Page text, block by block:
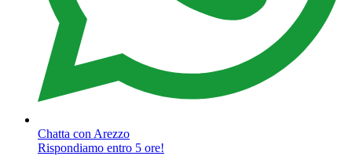
Chatta con Arezzo
Rispondiamo entro 5 ore!